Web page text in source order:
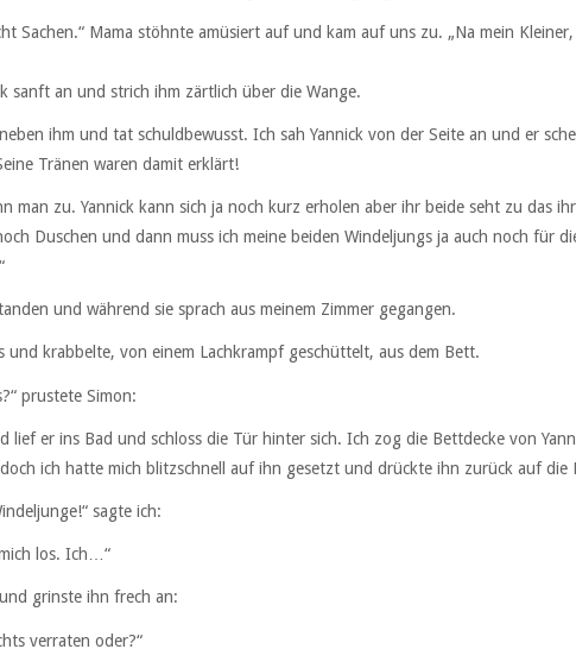
Sachen.“ Mama stöhnte amüsiert auf und kam auf uns zu. „Na mein
sanft an und strich ihm zärtlich über die Wange.
ihm und tat schuldbewusst. Ich sah Yannick von der Seite an und er
Tränen waren damit erklärt!
man zu. Yannick kann sich ja noch kurz erholen aber ihr beide seht zu das
Duschen und dann muss ich meine beiden Windeljungs ja auch noch für
und während sie sprach aus meinem Zimmer gegangen.
und krabbelte, von einem Lachkrampf geschüttelt, aus dem Bett.
prustete Simon:
lief er ins Bad und schloss die Tür hinter sich. Ich zog die Bettdecke von
ich hatte mich blitzschnell auf ihn gesetzt und drückte ihn zurück auf die
sagte ich:
los. Ich…“
grinste ihn frech an:
verraten oder?“